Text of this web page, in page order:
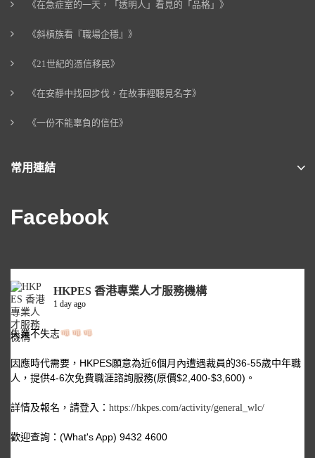
《在急症室的一天，「透明人」看見的「品格」》
《斜槓族看『職場企穩』》
《21世紀的憑信移民》
《在安靜中找回步伐，在故事裡聽見名字》
《一份不能辜負的信任》
常用連結
Facebook
HKPES 香港專業人才服務機構
1 day ago
失業不失志
因應時代需要，HKPES願意為近6個月內遭遇裁員的36-55歲中年職
人，提供4-6次免費職涯諮詢服務(原價$2,400-$3,600)。
詳情及報名，請登入： https://hkpes.com/activity/general_wlc/
歡迎查詢：(What's App) 9432 4600